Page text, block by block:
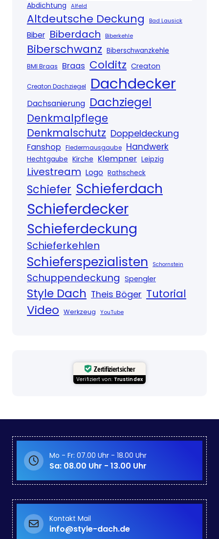
Abdichtung Alfeld
Altdeutsche Deckung Bad Lausick
Biber Biberdach Biberkehle
Biberschwanz Biberschwanzkehle
BMI Braas Braas Colditz Creaton
Creaton Dachziegel Dachdecker
Dachsanierung Dachziegel
Denkmalpflege
Denkmalschutz Doppeldeckung
Fanshop Fledermausgaube Handwerk
Hechtgaube Kirche Klempner Leipzig
Livestream Logo Rathscheck
Schiefer Schieferdach
Schieferdecker
Schieferdeckung
Schieferkehlen
Schieferspezialisten Schornstein
Schuppendeckung Spengler
Style Dach Theis Böger Tutorial
Video Werkzeug YouTube
Zertifiziert sicher
Verifiziert von: Trustindex
Mo - Fr: 07.00 Uhr - 18.00 Uhr
Sa: 08.00 Uhr - 13.00 Uhr
Kontakt Mail
info@style-dach.de